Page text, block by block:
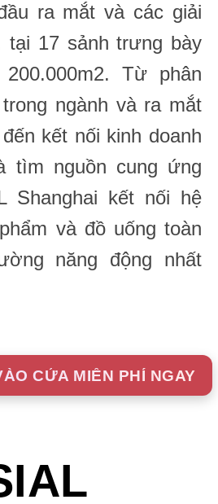
ra mắt và các giải
tại 17 sảnh trưng bày
Từ phân
ngành và ra mắt
kết nối kinh doanh
tìm nguồn cung ứng
Shanghai kết nối hệ
và đồ uống toàn
năng động nhất
CỬA MIỄN PHÍ NGAY